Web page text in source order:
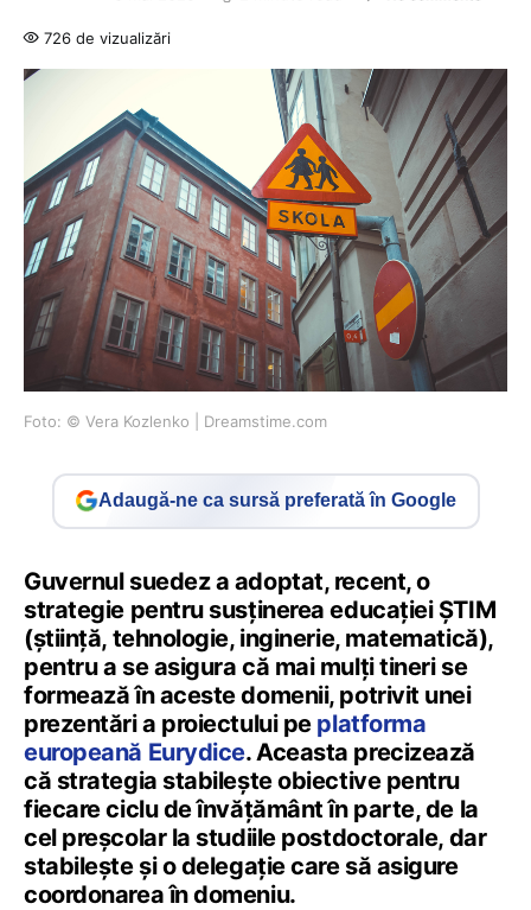
726 de vizualizări
Foto: © Vera Kozlenko | Dreamstime.com
Adaugă-ne ca sursă preferată în Google
Guvernul suedez a adoptat, recent, o
strategie pentru susținerea educației ȘTIM
(știință, tehnologie, inginerie, matematică),
pentru a se asigura că mai mulți tineri se
formează în aceste domenii, potrivit unei
prezentări a proiectului pe platforma
europeană Eurydice. Aceasta precizează
că strategia stabilește obiective pentru
fiecare ciclu de învățământ în parte, de la
cel preșcolar la studiile postdoctorale, dar
stabilește și o delegație care să asigure
coordonarea în domeniu.